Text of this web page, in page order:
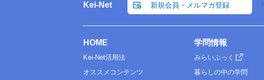
Kei-Net 新規会員・メルマガ登録
HOME
Kei-Net活用法
オススメコンテンツ
学問情報
みらいぶっく
暮らしの中の学問